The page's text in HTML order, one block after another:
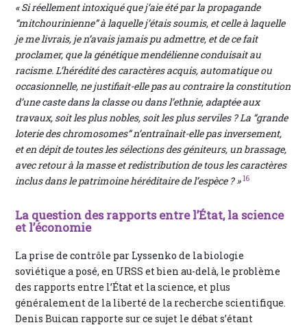
« Si réellement intoxiqué que j’aie été par la propagande
“mitchourinienne” à laquelle j’étais soumis, et celle à laquelle
je me livrais, je n’avais jamais pu admettre, et de ce fait
proclamer, que la génétique mendélienne conduisait au
racisme. L’hérédité des caractères acquis, automatique ou
occasionnelle, ne justifiait-elle pas au contraire la constitution
d’une caste dans la classe ou dans l’ethnie, adaptée aux
travaux, soit les plus nobles, soit les plus serviles ? La “grande
loterie des chromosomes” n’entraînait-elle pas inversement,
et en dépit de toutes les sélections des géniteurs, un brassage,
avec retour à la masse et redistribution de tous les caractères
inclus dans le patrimoine héréditaire de l’espèce ? » 16
La question des rapports entre l’État, la science
et l’économie
La prise de contrôle par Lyssenko de la biologie
soviétique a posé, en URSS et bien au-delà, le problème
des rapports entre l’État et la science, et plus
généralement de la liberté de la recherche scientifique.
Denis Buican rapporte sur ce sujet le débat s’étant